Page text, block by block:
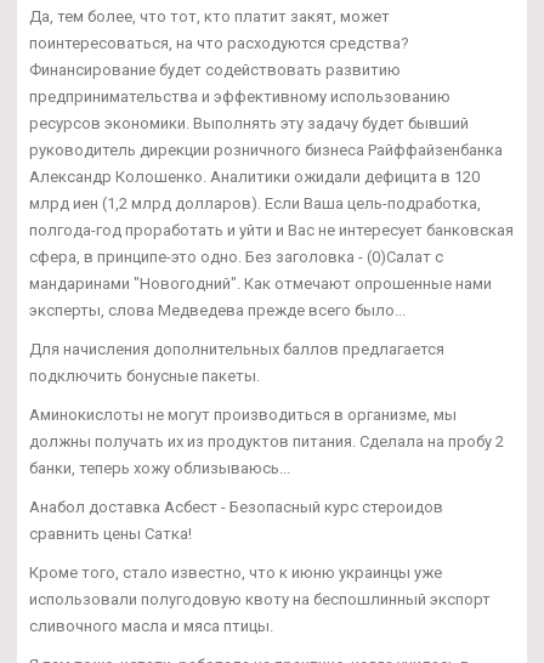
Да, тем более, что тот, кто платит закят, может
поинтересоваться, на что расходуются средства?
Финансирование будет содействовать развитию
предпринимательства и эффективному использованию
ресурсов экономики. Выполнять эту задачу будет бывший
руководитель дирекции розничного бизнеса Райффайзенбанка
Александр Колошенко. Аналитики ожидали дефицита в 120
млрд иен (1,2 млрд долларов). Если Ваша цель-подработка,
полгода-год проработать и уйти и Вас не интересует банковская
сфера, в принципе-это одно. Без заголовка - (0)Салат с
мандаринами "Новогодний". Как отмечают опрошенные нами
эксперты, слова Медведева прежде всего было...
Для начисления дополнительных баллов предлагается
подключить бонусные пакеты.
Аминокислоты не могут производиться в организме, мы
должны получать их из продуктов питания. Сделала на пробу 2
банки, теперь хожу облизываюсь...
Анабол доставка Асбест - Безопасный курс стероидов
сравнить цены Сатка!
Кроме того, стало известно, что к июню украинцы уже
использовали полугодовую квоту на беспошлинный экспорт
сливочного масла и мяса птицы.